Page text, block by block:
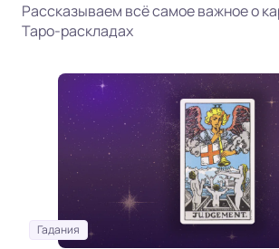
Рассказываем всё самое важное о
Таро-раскладах
Гадания